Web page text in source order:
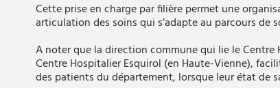
Cette prise en charge par filière permet une
articulation des soins qui s’adapte au parcours de
A noter que la direction commune qui lie le Centre
Centre Hospitalier Esquirol (en Haute-Vienne),
des patients du département, lorsque leur état de